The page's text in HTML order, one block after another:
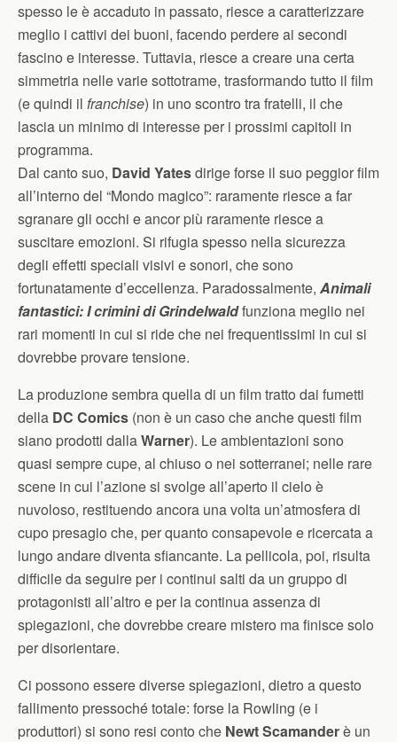
spesso le è accaduto in passato, riesce a caratterizzare
meglio i cattivi dei buoni, facendo perdere ai secondi
fascino e interesse. Tuttavia, riesce a creare una certa
simmetria nelle varie sottotrame, trasformando tutto il film
(e quindi il franchise) in uno scontro tra fratelli, il che
lascia un minimo di interesse per i prossimi capitoli in
programma.
Dal canto suo, David Yatesdirige forse il suo peggior film
all’interno del “Mondo magico”: raramente riesce a far
sgranare gli occhi e ancor più raramente riesce a
suscitare emozioni. Si rifugia spesso nella sicurezza
degli effetti speciali visivi e sonori, che sono
fortunatamente d’eccellenza. Paradossalmente, Animali
fantastici: I crimini di Grindelwaldfunziona meglio nei
rari momenti in cui si ride che nei frequentissimi in cui si
dovrebbe provare tensione.
La produzione sembra quella di un film tratto dai fumetti
della DC Comics (non è un caso che anche questi film
siano prodotti dallaWarner). Le ambientazioni sono
quasi sempre cupe, al chiuso o nei sotterranei; nelle rare
scene in cui l’azione si svolge all’aperto il cielo è
nuvoloso, restituendo ancora una volta un’atmosfera di
cupo presagio che, per quanto consapevole e ricercata a
lungo andare diventa sfiancante. La pellicola, poi, risulta
difficile da seguire per i continui salti da un gruppo di
protagonisti all’altro e per la continua assenza di
spiegazioni, che dovrebbe creare mistero ma finisce solo
per disorientare.
Ci possono essere diverse spiegazioni, dietro a questo
fallimento pressoché totale: forse la Rowling (e i
produttori) si sono resi conto che Newt Scamanderè un